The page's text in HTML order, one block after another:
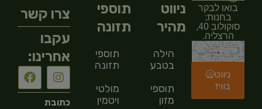
בואו לבקר
בחנות:
סוקולוב 40,
הרצליה.
ניווט
בוויז
ניווט
מהיר
הילה
בטבע
תוספי
מזון
תוספי
תזונה
תוספי
תזונה
מולטי
ויטמין
צרו קשר
עקבו
אחרינו:
כתובת